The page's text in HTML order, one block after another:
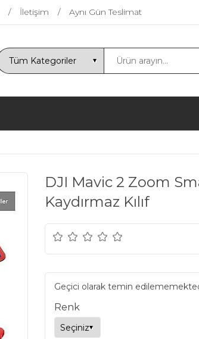
İletişim Aynı Gün Teslimat
DJI Mavic 2 Zoom
Kaydırmaz Kılıf
Geçici olarak temin
Renk